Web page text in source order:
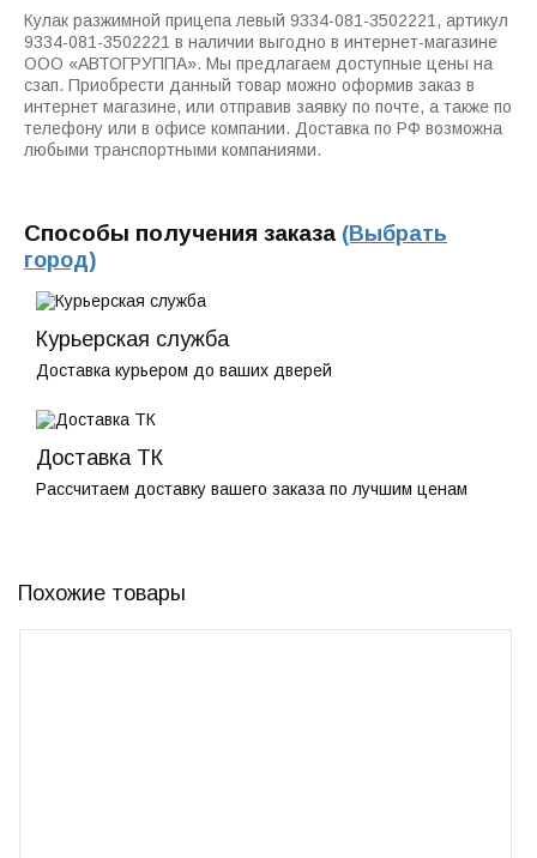
Кулак разжимной прицепа левый 9334-081-3502221, артикул
9334-081-3502221 в наличии выгодно в интернет-магазине
ООО «АВТОГРУППА». Мы предлагаем доступные цены на
сзап. Приобрести данный товар можно оформив заказ в
интернет магазине, или отправив заявку по почте, а также по
телефону или в офисе компании. Доставка по РФ возможна
любыми транспортными компаниями.
Способы получения заказа (Выбрать
город)
Курьерская служба
Доставка курьером до ваших дверей
Доставка ТК
Рассчитаем доставку вашего заказа по лучшим ценам
Похожие товары